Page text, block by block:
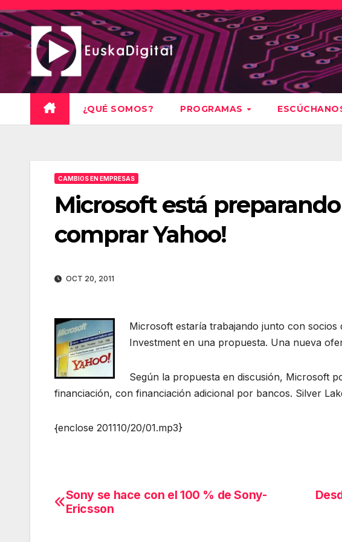
Saltar
al
contenido
¿QUÉ SOMOS? PROGRAMAS
CAMBIOS EN EMPRESAS
Microsoft está
comprar Yahoo!
OCT 20, 2011
Microsoft estaría trabajando junto con
Investment en una propuesta. Una nueva
Según la propuesta en discusión, Microsoft
financiación, con financiación adicional por bancos. Silver
{enclose 201110/20/01.mp3}
Navegación
Sony se hace con el 100 % de Sony-
Ericsson